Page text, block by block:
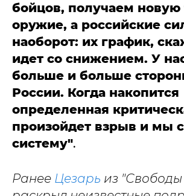
бойцов, получаем новую
оружие, а российские
наоборот: их график,
идет со снижением. У
больше и больше
России. Когда накопится
определенная
произойдет взрыв и мы
систему".
Ранее Цезарь из